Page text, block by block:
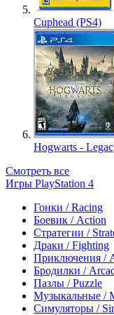
Cuphead (PS4)
Hogwarts -
Смотреть все
Игры PlayStation 4
Гонки / Racing
Боевик / Action
Стратегии /
Драки / Fighting
Приключения /
Бродилки /
Пазлы / Puzzle
Музыкальные /
Симуляторы /